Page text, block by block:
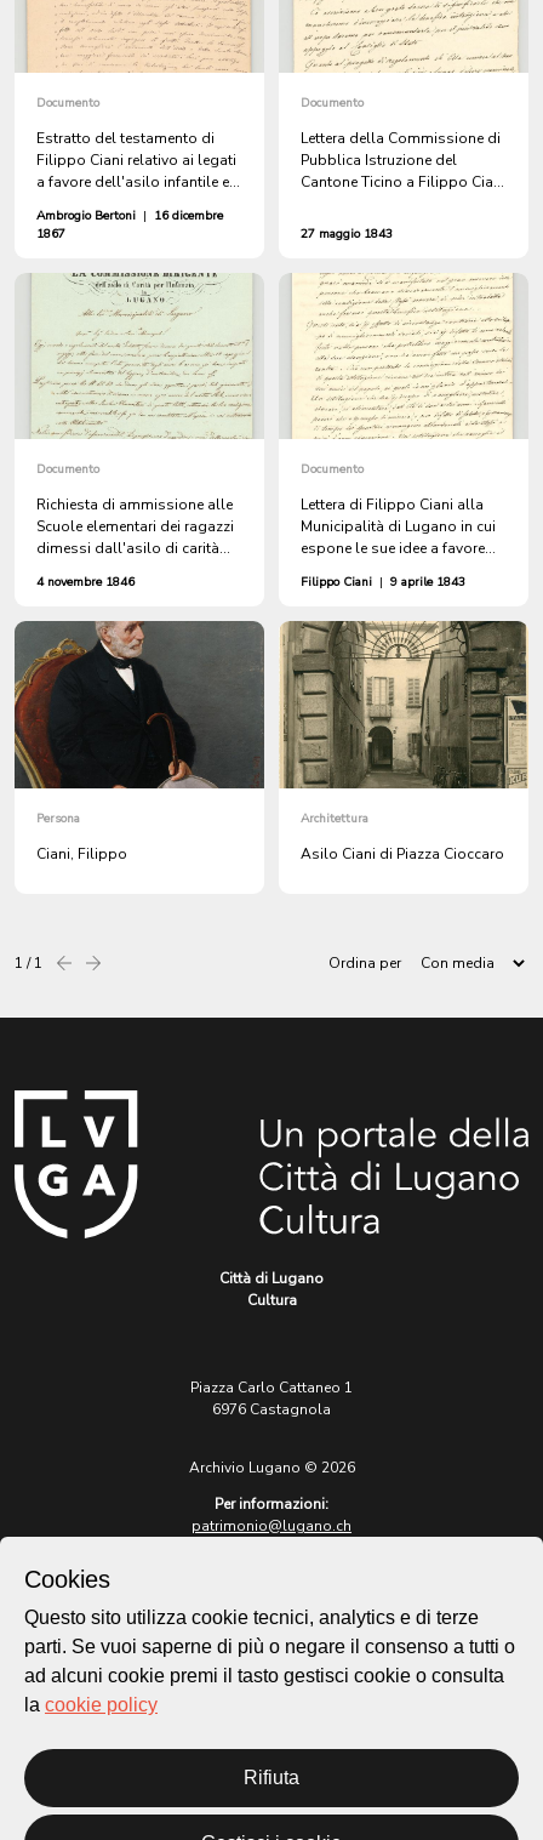
Documento
Estratto del testamento di
Filippo Ciani relativo ai legati
a favore dell'asilo infantile e
Ambrogio Bertoni | 16 dicembre
1867
Documento
Lettera della Commissione di
Pubblica Istruzione del
Cantone Ticino a Filippo Ciani
ventilata istituzione di un
Ciani in Piazza Cioccaro)
27 maggio 1843
Documento
Richiesta di ammissione alle
Scuole elementari dei ragazzi
dimessi dall'asilo di carità
Commissione dirigente
Lugano
4 novembre 1846
Documento
Lettera di Filippo Ciani alla
Municipalità di Lugano in cui
espone le sue idee a favore
carità per l'infanzia
Filippo Ciani | 9 aprile 1843
Persona
Ciani, Filippo
Architettura
Asilo Ciani di Piazza Cioccaro
1 / 1 Precedentesuccessiva Ordina per
Città di Lugano
Cultura
Piazza Carlo Cattaneo 1
6976 Castagnola
Archivio Lugano © 2026
Per informazioni:
patrimonio@lugano.ch
lugano.ch
Cookie policy
Homepage
Temi
Cookies
Questo sito utilizza cookie tecnici, analytics e di terze
parti. Se vuoi saperne di più o negare il consenso a tutti o
ad alcuni cookie premi il tasto gestisci cookie o consulta
la cookie policy
Rifiuta